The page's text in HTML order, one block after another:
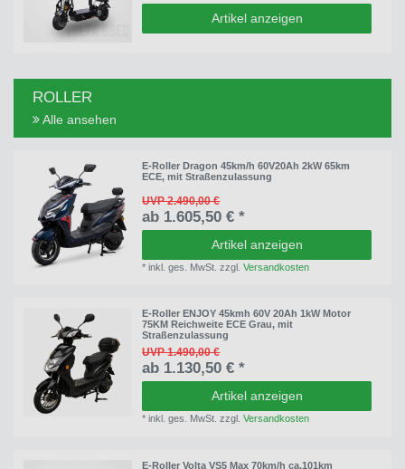
Artikel anzeigen
ROLLER
Alle ansehen
E-Roller Dragon 45km/h 60V20Ah 2kW 65km
ECE, mit Straßenzulassung
UVP 2.490,00 €
ab 1.605,50 € *
Artikel anzeigen
*inkl. ges. MwSt. zzgl.Versandkosten
E-Roller ENJOY 45kmh 60V 20Ah 1kW Motor
75KM Reichweite ECE Grau, mit
Straßenzulassung
UVP 1.490,00 €
ab 1.130,50 € *
Artikel anzeigen
*inkl. ges. MwSt. zzgl.Versandkosten
E-Roller Volta VS5 Max 70km/h ca.101km